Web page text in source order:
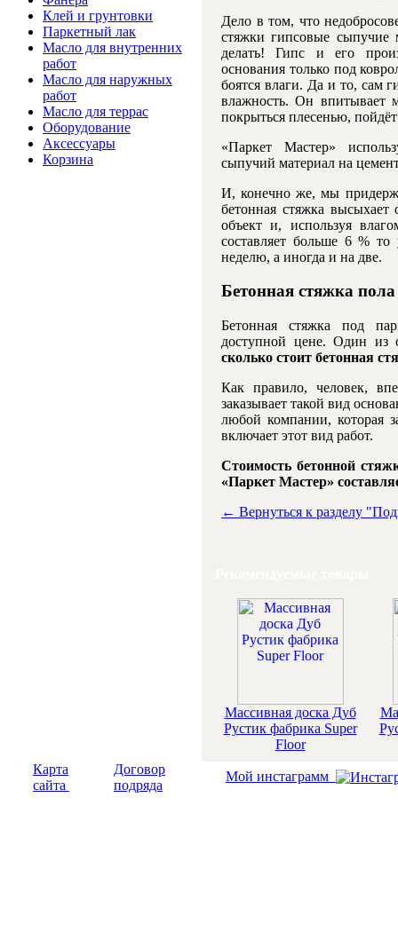
Клей и грунтовки
Паркетный лак
Масло для внутренних
работ
Масло для наружных
работ
Масло для террас
Оборудование
Аксессуары
Корзина
Дело в том, что
стяжки гипсовые сыпучие
делать! Гипс и его
основания только под
боятся влаги. Да и то, сам
влажность. Он впитывает
покрыться плесенью,
«Паркет Мастер»
сыпучий материал на
И, конечно же, мы
бетонная стяжка
объект и, используя
составляет больше 6 %
неделю, а иногда и на две.
Бетонная стяжка пола
Бетонная стяжка под
доступной цене. Один из
сколько стоит бетонная
Как правило, человек,
заказывает такой вид
любой компании, которая
включает этот вид работ.
Стоимость бетонной
«Паркет Мастер»
← Вернуться к разделу
Массивная доска Дуб
Рустик фабрика Super
Floor
Карта
сайта
Договор
подряда
Мой инстаграмм